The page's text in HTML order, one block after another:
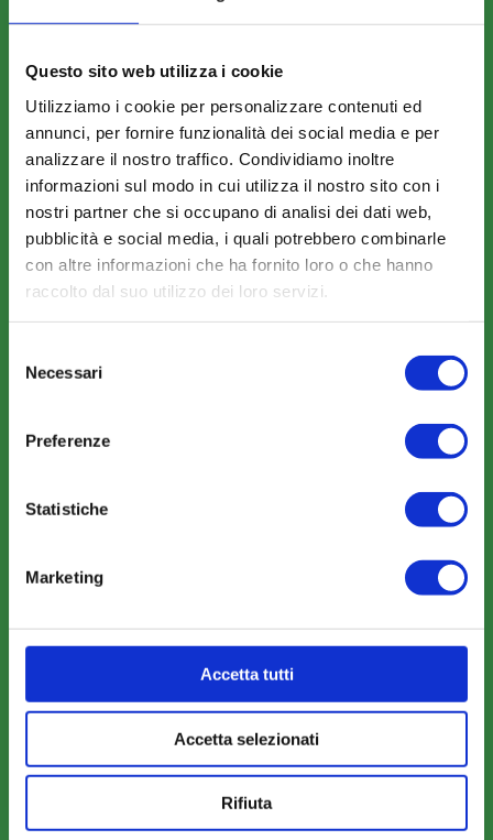
Questo sito web utilizza i cookie
Utilizziamo i cookie per personalizzare contenuti ed
annunci, per fornire funzionalità dei social media e per
analizzare il nostro traffico. Condividiamo inoltre
informazioni sul modo in cui utilizza il nostro sito con i
nostri partner che si occupano di analisi dei dati web,
pubblicità e social media, i quali potrebbero combinarle
con altre informazioni che ha fornito loro o che hanno
raccolto dal suo utilizzo dei loro servizi.
delNecessari
Preferenze
Statistiche
Marketing
Accetta tutti
Accetta selezionati
Rifiuta
COME ADERIRE
Modalità di adesione
Mobilità e Portabilità
Strumenti
Eventi
Sfoglia la nostra brochure
AREA RISERVATA
Farc Interattivo